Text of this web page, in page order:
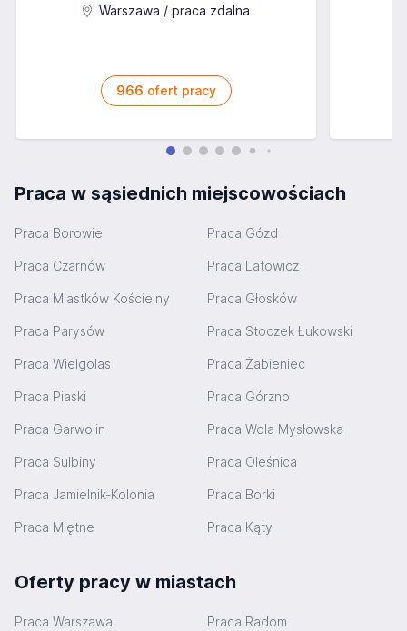
Warszawa / praca zdalna
966 ofert pracy
Praca w sąsiednich miejscowościach
Praca Borowie Praca Gózd
Praca Czarnów Praca Latowicz
Praca Miastków Kościelny Praca Głosków
Praca Parysów Praca Stoczek Łukowski
Praca Wielgolas Praca Żabieniec
Praca Piaski Praca Górzno
Praca Garwolin Praca Wola Mysłowska
Praca Sulbiny Praca Oleśnica
Praca Jamielnik-Kolonia Praca Borki
Praca Miętne Praca Kąty
Oferty pracy w miastach
Praca Warszawa Praca Radom